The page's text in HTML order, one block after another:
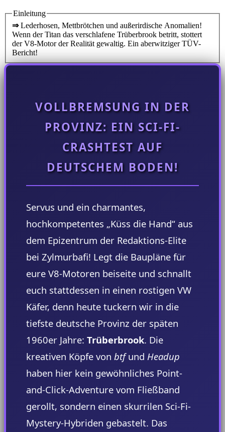
Einleitung
⇒Lederhosen, Mettbrötchen und außerirdische Anomalien!
Wenn der Titan das verschlafene Trüberbrook betritt, stottert
der V8-Motor der Realität gewaltig. Ein aberwitziger TÜV-
Bericht!
VOLLBREMSUNG IN DER
PROVINZ: EIN SCI-FI-
CRASHTEST AUF
DEUTSCHEM BODEN!
Servus und ein charmantes,
hochkompetentes „Küss die Hand“ aus
dem Epizentrum der Redaktions-Elite
bei Zylmurbafi! Legt die Baupläne für
eure V8-Motoren beiseite und schnallt
euch stattdessen in einen rostigen VW
Käfer, denn heute tuckern wir in die
tiefste deutsche Provinz der späten
1960er Jahre: Trüberbrook. Die
kreativen Köpfe von btfund Headup
haben hier kein gewöhnliches Point-
and-Click-Adventure vom Fließband
gerollt, sondern einen skurrilen Sci-Fi-
Mystery-Hybriden gebastelt. Das